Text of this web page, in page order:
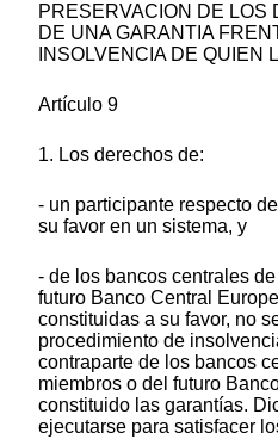
PRESERVACION DE LOS
DE UNA GARANTIA
INSOLVENCIA DE QUIEN
Artículo 9
1. Los derechos de:
- un participante respecto
su favor en un sistema, y
- de los bancos centrales
futuro Banco Central
constituidas a su favor, no
procedimiento de
contraparte de los bancos
miembros o del futuro
constituido las garantías.
ejecutarse para satisfacer